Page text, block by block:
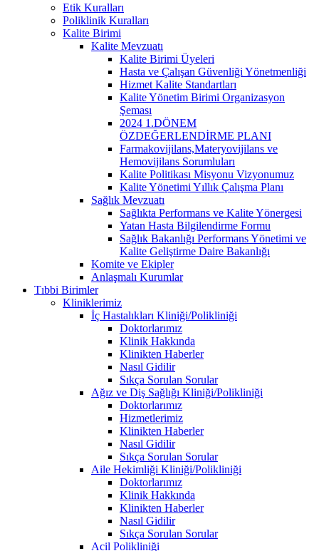
Etik Kuralları
Poliklinik Kuralları
Kalite Birimi
Kalite Mevzuatı
Kalite Birimi Üyeleri
Hasta ve Çalışan Güvenliği Yönetmenliği
Hizmet Kalite Standartları
Kalite Yönetim Birimi Organizasyon
Şeması
2024 1.DÖNEM
ÖZDEĞERLENDİRME PLANI
Farmakovijilans,Materyovijilans ve
Hemovijilans Sorumluları
Kalite Politikası Misyonu Vizyonumuz
Kalite Yönetimi Yıllık Çalışma Planı
Sağlık Mevzuatı
Sağlıkta Performans ve Kalite Yönergesi
Yatan Hasta Bilgilendirme Formu
Sağlık Bakanlığı Performans Yönetimi ve
Kalite Geliştirme Daire Bakanlığı
Komite ve Ekipler
Anlaşmalı Kurumlar
Tıbbi Birimler
Kliniklerimiz
İç Hastalıkları Kliniği/Polikliniği
Doktorlarımız
Klinik Hakkında
Klinikten Haberler
Nasıl Gidilir
Sıkça Sorulan Sorular
Ağız ve Diş Sağlığı Kliniği/Polikliniği
Doktorlarımız
Hizmetlerimiz
Klinikten Haberler
Nasıl Gidilir
Sıkça Sorulan Sorular
Aile Hekimliği Kliniği/Polikliniği
Doktorlarımız
Klinik Hakkında
Klinikten Haberler
Nasıl Gidilir
Sıkça Sorulan Sorular
Acil Polikliniği